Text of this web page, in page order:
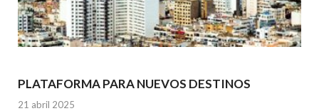
PLATAFORMA PARA NUEVOS DESTINOS
21 abril 2025